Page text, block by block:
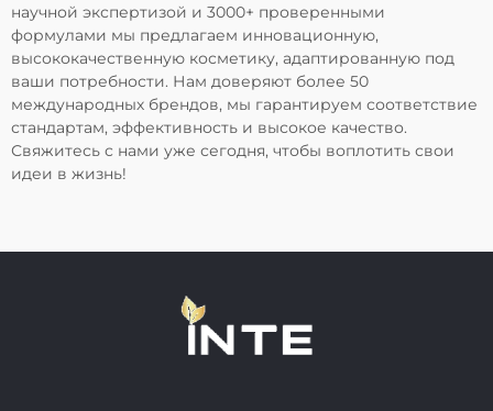
научной экспертизой и 3000+ проверенными
формулами мы предлагаем инновационную,
высококачественную косметику, адаптированную под
ваши потребности. Нам доверяют более 50
международных брендов, мы гарантируем соответствие
стандартам, эффективность и высокое качество.
Свяжитесь с нами уже сегодня, чтобы воплотить свои
идеи в жизнь!